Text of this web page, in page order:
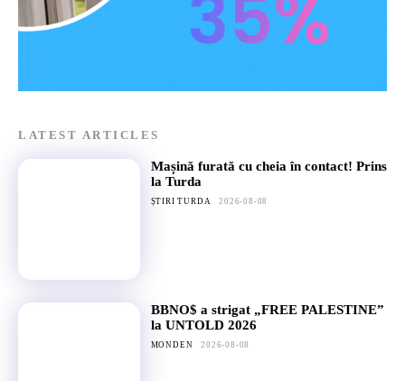
LATEST ARTICLES
Mașină furată cu cheia în contact! Prins
la Turda
ȘTIRI TURDA 2026-08-08
BBNO$ a strigat „FREE PALESTINE”
la UNTOLD 2026
MONDEN 2026-08-08